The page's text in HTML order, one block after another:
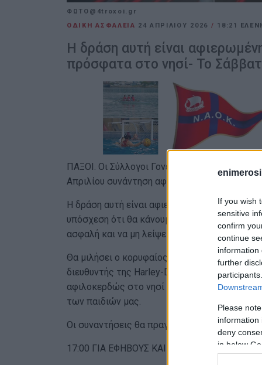
If you wish
sensitive
confirm
continue
information
further
Please
information
deny
in below
ΦΩΤΟ@4troxoi.gr
ΟΔΙΚΗ ΑΣΦΑΛΕΙΑ 24 ΑΠΡΙΛΊΟΥ 2026 / 18:21
Η δράση αυτή είναι
πρόσφατα στο νησί- Το
ΠΑΞΟΙ. Οι Σύλλογοι Γονέων & Κηδεμόνων
Απριλίου συνάντηση αφιερωμένη στην
Η δράση αυτή είναι αφιερωμένη στη μνήμη
υπόσχεση ότι θα κάνουμε ό,τι περνάει από
ασφαλή και να μη λείψει ποτέ ξανά κανείς
Θα μιλήσει ο κορυφαίος εκπαιδευτής
διευθυντής της Harley-Davidson (Όμιλος
αφιλοκερδώς στο νησί μας για να προσφέρει
των παιδιών μας.
Οι συναντήσεις θα πραγματοποιηθούν στην
17:00 ΓΙΑ ΕΦΗΒΟΥΣ ΚΑΙ ΝΕΟΥΣ